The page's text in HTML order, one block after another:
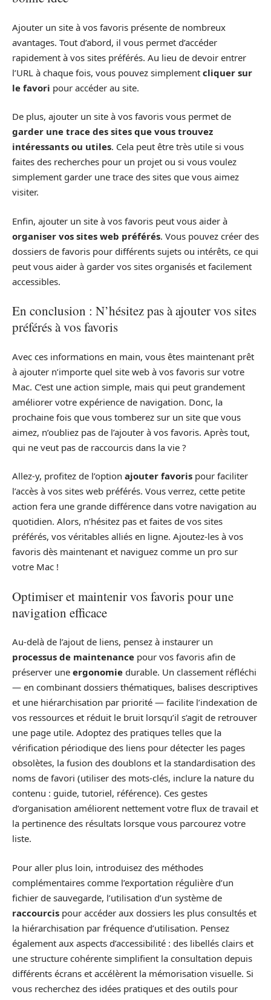
Ajouter un site à vos favoris présente de nombreux
avantages. Tout d’abord, il vous permet d’accéder
rapidement à vos sites préférés. Au lieu de devoir entrer
l’URL à chaque fois, vous pouvez simplement cliquer sur
le favori pour accéder au site.
De plus, ajouter un site à vos favoris vous permet de
garder une trace des sites que vous trouvez
intéressants ou utiles. Cela peut être très utile si vous
faites des recherches pour un projet ou si vous voulez
simplement garder une trace des sites que vous aimez
visiter.
Enfin, ajouter un site à vos favoris peut vous aider à
organiser vos sites web préférés. Vous pouvez créer des
dossiers de favoris pour différents sujets ou intérêts, ce qui
peut vous aider à garder vos sites organisés et facilement
accessibles.
En conclusion : N’hésitez pas à ajouter vos sites
préférés à vos favoris
Avec ces informations en main, vous êtes maintenant prêt
à ajouter n’importe quel site web à vos favoris sur votre
Mac. C’est une action simple, mais qui peut grandement
améliorer votre expérience de navigation. Donc, la
prochaine fois que vous tomberez sur un site que vous
aimez, n’oubliez pas de l’ajouter à vos favoris. Après tout,
qui ne veut pas de raccourcis dans la vie ?
Allez-y, profitez de l’option ajouter favoris pour faciliter
l’accès à vos sites web préférés. Vous verrez, cette petite
action fera une grande différence dans votre navigation au
quotidien. Alors, n’hésitez pas et faites de vos sites
préférés, vos véritables alliés en ligne. Ajoutez-les à vos
favoris dès maintenant et naviguez comme un pro sur
votre Mac !
Optimiser et maintenir vos favoris pour une
navigation efficace
Au-delà de l’ajout de liens, pensez à instaurer un
processus de maintenance pour vos favoris afin de
préserver une ergonomie durable. Un classement réfléchi
— en combinant dossiers thématiques, balises descriptives
et une hiérarchisation par priorité — facilite l’indexation de
vos ressources et réduit le bruit lorsqu’il s’agit de retrouver
une page utile. Adoptez des pratiques telles que la
vérification périodique des liens pour détecter les pages
obsolètes, la fusion des doublons et la standardisation des
noms de favori (utiliser des mots-clés, inclure la nature du
contenu : guide, tutoriel, référence). Ces gestes
d’organisation améliorent nettement votre flux de travail et
la pertinence des résultats lorsque vous parcourez votre
liste.
Pour aller plus loin, introduisez des méthodes
complémentaires comme l’exportation régulière d’un
fichier de sauvegarde, l’utilisation d’un système de
raccourcis pour accéder aux dossiers les plus consultés et
la hiérarchisation par fréquence d’utilisation. Pensez
également aux aspects d’accessibilité : des libellés clairs et
une structure cohérente simplifient la consultation depuis
différents écrans et accélèrent la mémorisation visuelle. Si
vous recherchez des idées pratiques et des outils pour